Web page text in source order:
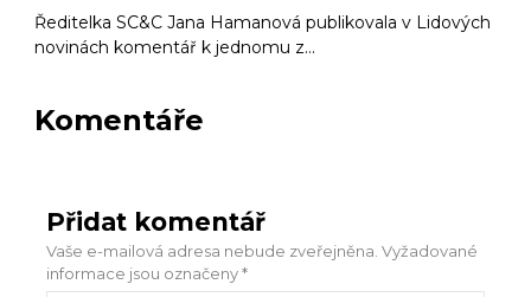
Ředitelka SC&C Jana Hamanová publikovala v Lidových
novinách komentář k jednomu z…
Komentáře
Přidat komentář
Vaše e-mailová adresa nebude zveřejněna. Vyžadované
informace jsou označeny*